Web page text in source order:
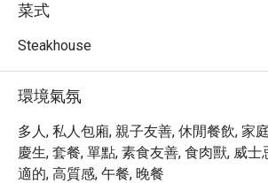
菜式
Steakhouse
環境氣氛
多人, 私人包廂, 親子友善, 休閒餐飲, 家
慶生, 套餐, 單點, 素食友善, 食肉獸, 威士
適的, 高質感, 午餐, 晚餐